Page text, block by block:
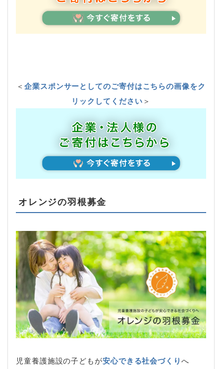
＜企業スポンサーとしてのご寄付はこちらの画像をク
リックしてください＞
オレンジの羽根募金
児童養護施設の子どもが安心できる社会づくりへ